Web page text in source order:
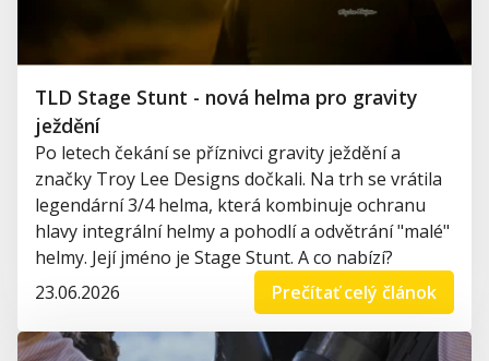
TLD Stage Stunt - nová helma pro gravity
ježdění
Po letech čekání se příznivci gravity ježdění a
značky Troy Lee Designs dočkali. Na trh se vrátila
legendární 3/4 helma, která kombinuje ochranu
hlavy integrální helmy a pohodlí a odvětrání "malé"
helmy. Její jméno je Stage Stunt. A co nabízí?
23.06.2026
Prečítať celý článok